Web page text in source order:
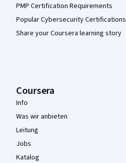
PMP Certification Requirements
Popular Cybersecurity Certifications
Share your Coursera learning story
Coursera
Info
Was wir anbieten
Leitung
Jobs
Katalog